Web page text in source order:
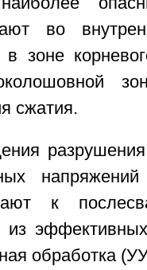
во
в зоне
сжатия.
к
обработка